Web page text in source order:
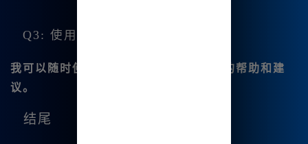
Q3: 使用中遇到问题怎么办？
我可以随时使用AI对话功能，获取实时的帮助和建
议。
结尾